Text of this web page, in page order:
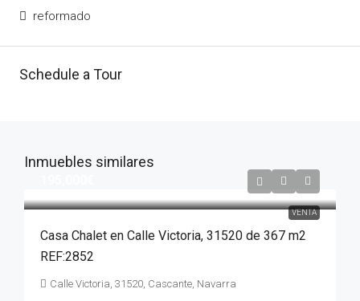
reformado
Schedule a Tour
Inmuebles similares
VENTA
Casa Chalet en Calle Victoria, 31520 de 367 m2
REF:2852
Calle Victoria, 31520, Cascante, Navarra